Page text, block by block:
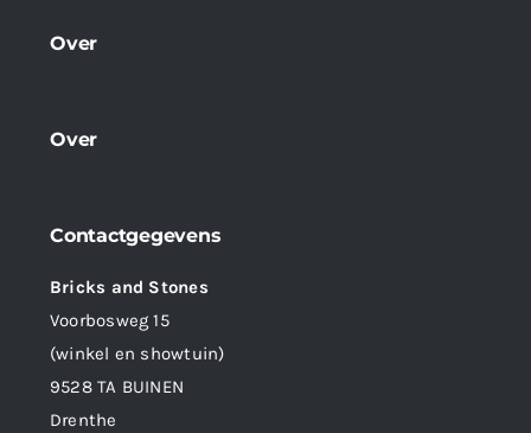
Over
Over
Contactgegevens
Bricks and Stones
Voorbosweg 15
(winkel en showtuin)
9528 TA BUINEN
Drenthe